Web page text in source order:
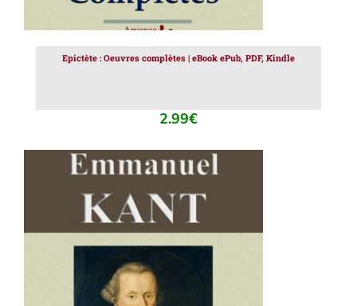
Epictète : Oeuvres complètes | eBook ePub, PDF, Kindle
2.99€